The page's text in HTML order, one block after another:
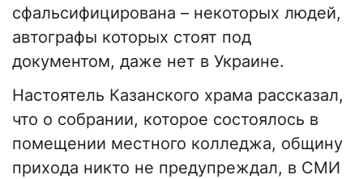
сфальсифицирована – некоторых людей,
автографы которых стоят под
документом, даже нет в Украине.
Настоятель Казанского храма рассказал,
что о собрании, которое состоялось в
помещении местного колледжа, общину
прихода никто не предупреждал, в СМИ